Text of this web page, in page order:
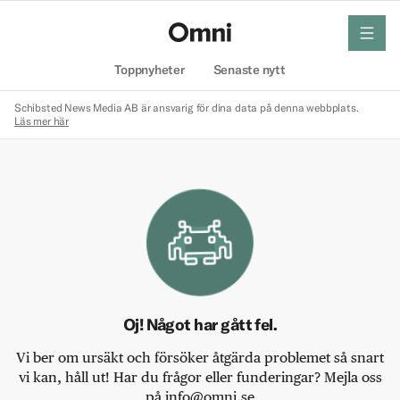
Toppnyheter Senaste nytt
meny
Schibsted News Media AB är ansvarig för dina data på denna webbplats.
Läs mer här
Oj! Något har gått fel.
Vi ber om ursäkt och försöker åtgärda problemet så snart
vi kan, håll ut! Har du frågor eller funderingar? Mejla oss